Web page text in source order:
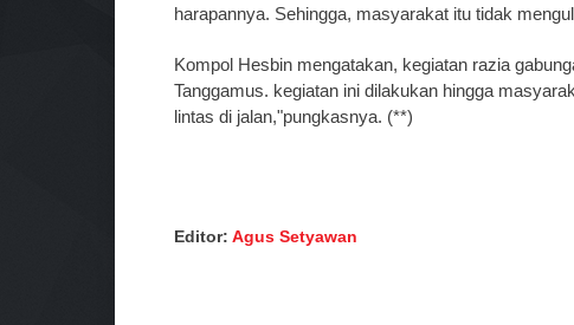
harapannya. Sehingga, masyarakat itu tidak
Kompol Hesbin mengatakan, kegiatan razia
Tanggamus. kegiatan ini dilakukan hingga
lintas di jalan,"pungkasnya. (**)
Editor: Agus Setyawan